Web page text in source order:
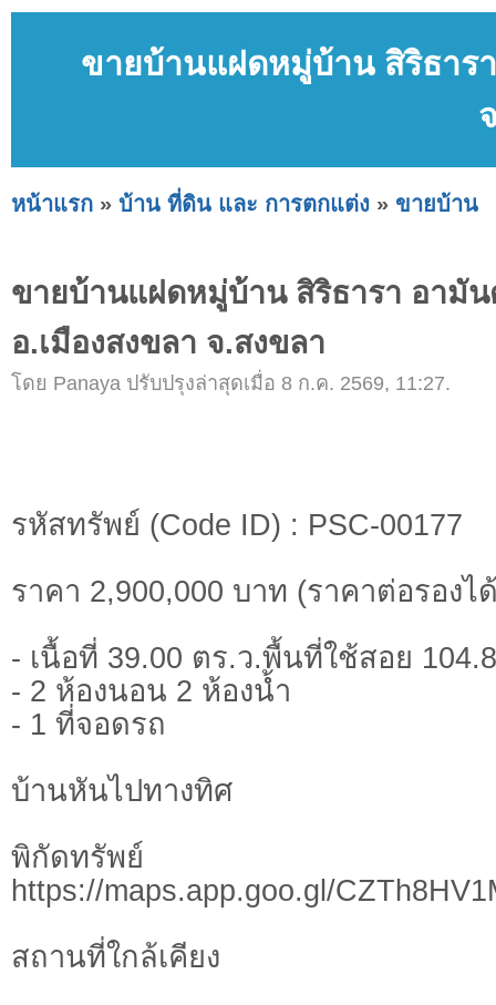
ขายบ้านแฝดหมู่บ้าน สิริธาร
หน้าแรก » บ้าน ที่ดิน และ การตกแต่ง » ขายบ้าน
ขายบ้านแฝดหมู่บ้าน สิริธารา อามัน
อ.เมืองสงขลา จ.สงขลา
โดย Panaya ปรับปรุงล่าสุดเมื่อ 8 ก.ค. 2569, 11:27.
รหัสทรัพย์ (Code ID) : PSC-00177
ราคา 2,900,000 บาท (ราคาต่อรองไ
- เนื้อที่ 39.00 ตร.ว.พื้นที่ใช้สอย
- 2 ห้องนอน 2 ห้องน้ำ
- 1 ที่จอดรถ
บ้านหันไปทางทิศ
พิกัดทรั
https://maps.app.goo.gl/
สถานที่ใกล้เคียง